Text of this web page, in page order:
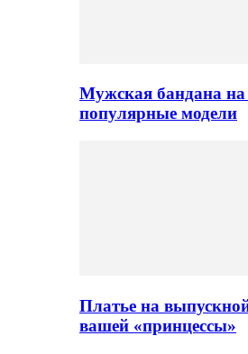
Мужская бандана на
популярные модели
Платье на
вашей «принцессы»